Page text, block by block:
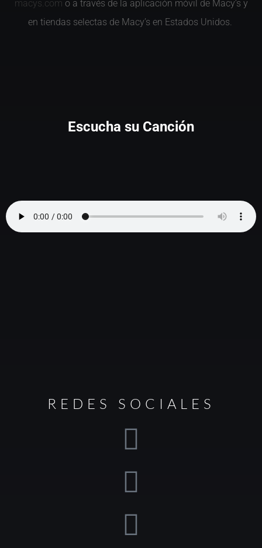
macys.com o a través de la aplicación móvil de Macy’s y
en tiendas selectas de Macy’s en Estados Unidos.
Escucha su Canción
REDES SOCIALES